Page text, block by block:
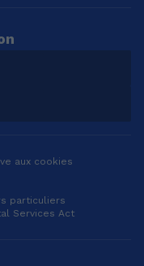
aux cookies
particuliers
Services Act